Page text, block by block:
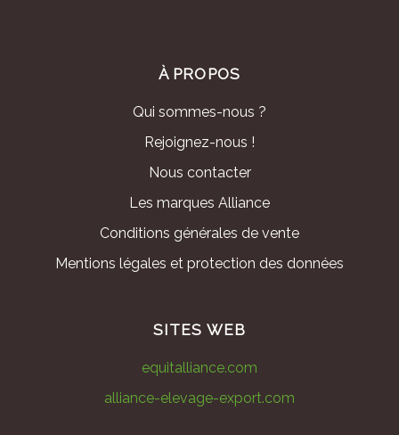
À PROPOS
Qui sommes-nous ?
Rejoignez-nous !
Nous contacter
Les marques Alliance
Conditions générales de vente
Mentions légales et protection des données
SITES WEB
equitalliance.com
alliance-elevage-export.com